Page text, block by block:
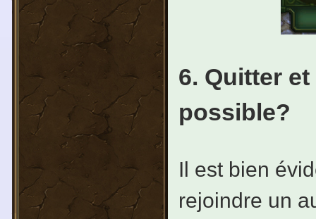
6. Quitter
possible?
Il est bien
rejoindre un